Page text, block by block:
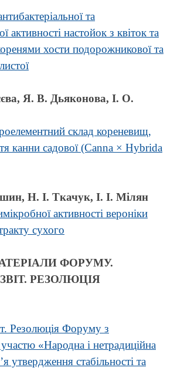
та
активності настойок з квіток та
хости подорожникової та
Я. В. Дьяконова, І. О.
склад кореневищ,
канни садової (Canna × Hybrida
Н. І. Ткачук, І. І. Мілян
активності вероніки
сухого
ФОРУМУ.
ЗВІТ. РЕЗОЛЮЦІЯ
Резолюція Форуму з
«Народна і нетрадиційна
утвердження стабільності та